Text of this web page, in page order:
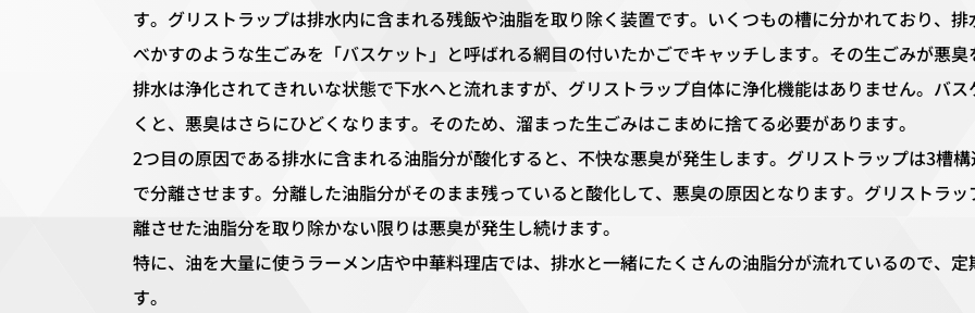
す。グリストラップは排水内に含まれる残飯や油脂を取り除く装置です。いくつもの槽に分かれており、
べかすのような生ごみを「バスケット」と呼ばれる網目の付いたかごでキャッチします。その生ごみが悪
排水は浄化されてきれいな状態で下水へと流れますが、グリストラップ自体に浄化機能はありません。バ
くと、悪臭はさらにひどくなります。そのため、溜まった生ごみはこまめに捨てる必要があります。
2つ目の原因である排水に含まれる油脂分が酸化すると、不快な悪臭が発生します。グリストラップは3槽
で分離させます。分離した油脂分がそのまま残っていると酸化して、悪臭の原因となります。グリストラ
離させた油脂分を取り除かない限りは悪臭が発生し続けます。
特に、油を大量に使うラーメン店や中華料理店では、排水と一緒にたくさんの油脂分が流れているので、
す。